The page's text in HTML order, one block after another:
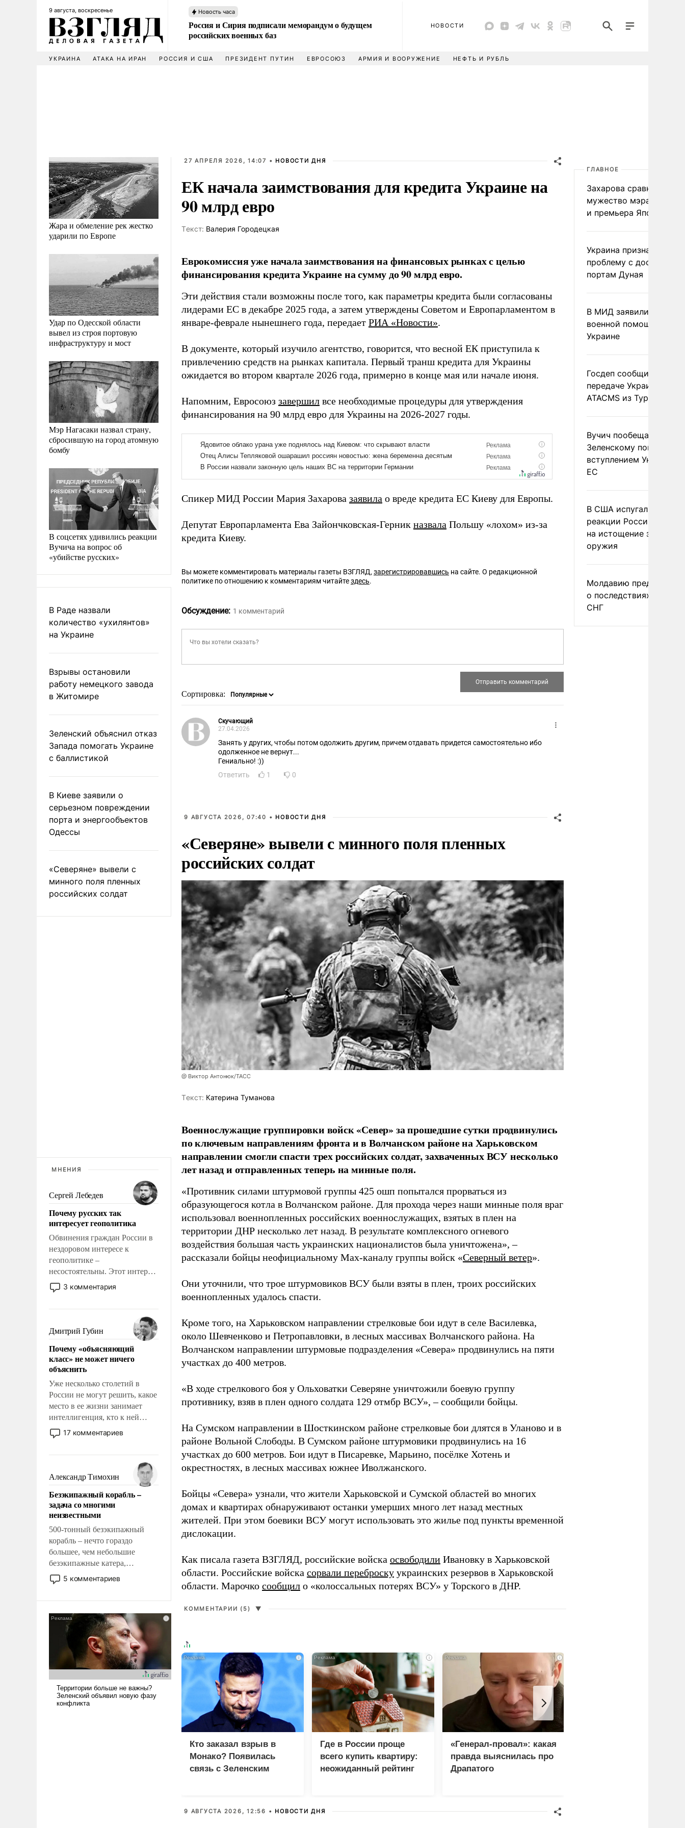
9 августа, воскресенье Новость часа
Россия и Сирия подписали меморандум о будущем
российских военных баз
НОВОСТИ
УКРАИНА АТАКА НА ИРАН РОССИЯ И США ПРЕЗИДЕНТ ПУТИН ЕВРОСОЮЗ АРМИЯ И ВООРУЖЕНИЕ НЕФТЬ И РУБЛЬ
Жара и обмеление рек жестко
ударили по Европе
Удар по Одесской области
вывел из строя портовую
инфраструктуру и мост
Мэр Нагасаки назвал страну,
сбросившую на город атомную
бомбу
В соцсетях удивились реакции
Вучича на вопрос об
«убийстве русских»
В Раде назвали
количество «ухилянтов»
на Украине
Взрывы остановили
работу немецкого завода
в Житомире
Зеленский объяснил отказ
Запада помогать Украине
с баллистикой
В Киеве заявили о
серьезном повреждении
порта и энергообъектов
Одессы
«Северяне» вывели с
минного поля пленных
российских солдат
МНЕНИЯ
Сергей Лебедев
Почему русских так
интересует геополитика
Обвинения граждан России в
нездоровом интересе к
геополитике –
несостоятельны. Этот интерес
рационален и прагматичен. Он
обусловлен тысячелетним
фундаментальным знанием,
что мировая политика имеет
свойство заявляться на порог
нашего дома.
3 комментария
Дмитрий Губин
Почему «объясняющий
класс» не может ничего
объяснить
Уже несколько столетий в
России не могут решить, какое
место в ее жизни занимает
интеллигенция, кто к ней
принадлежит, а кого из нее
исключили с правом
чем она отличается от просто
образованных людей. Иногда
казалось, что эти вопросы
решены раз и навсегда, но –
нет, не решены.
17 комментариев
Александр Тимохин
Безэкипажный корабль –
задача со многими
неизвестными
500-тонный безэкипажный
корабль – нечто гораздо
большее, чем небольшие
безэкипажные катера,
применение которых уже
стало обыденностью. Задача по
и ее реализация радикально
поднимет наши боевые
возможности.
5 комментариев
27 АПРЕЛЯ 2026, 14:07 • НОВОСТИ ДНЯ
ЕК начала заимствования для кредита Украине на
90 млрд евро
Tекст: Валерия Городецкая
Еврокомиссия уже начала заимствования на финансовых рынках с целью
финансирования кредита Украине на сумму до 90 млрд евро.
Эти действия стали возможны после того, как параметры кредита были согласованы
лидерами ЕС в декабре 2025 года, а затем утверждены Советом и Европарламентом в
январе-феврале нынешнего года, передает РИА «Новости».
В документе, который изучило агентство, говорится, что весной ЕК приступила к
привлечению средств на рынках капитала. Первый транш кредита для Украины
ожидается во втором квартале 2026 года, примерно в конце мая или начале июня.
Напомним, Евросоюз завершил все необходимые процедуры для утверждения
финансирования на 90 млрд евро для Украины на 2026-2027 годы.
Спикер МИД России Мария Захарова заявила о вреде кредита ЕС Киеву для Европы.
Депутат Европарламента Ева Зайончковская-Герник назвала Польшу «лохом» из-за
кредита Киеву.
Вы можете комментировать материалы газеты ВЗГЛЯД, зарегистрировавшись на сайте. О редакционной
политике по отношению к комментариям читайтездесь.
Обсуждение: 1 комментарий
Сортировка:
Cкучающий
27.04.2026
Занять у других, чтобы потом одолжить другим, причем отдавать придется самостоятельно ибо
одолженное не вернут...
Гениально! :))
Ответить
1 0
9 АВГУСТА 2026, 07:40 • НОВОСТИ ДНЯ
«Северяне» вывели с минного поля пленных
российских солдат
@ Виктор Антонюк/ТАСС
Tекст: Катерина Туманова
Военнослужащие группировки войск «Север» за прошедшие сутки продвинулись
по ключевым направлениям фронта и в Волчанском районе на Харьковском
направлении смогли спасти трех российских солдат, захваченных ВСУ несколько
лет назад и отправленных теперь на минные поля.
«Противник силами штурмовой группы 425 ошп попытался прорваться из
образующегося котла в Волчанском районе. Для прохода через наши минные поля враг
использовал военнопленных российских военнослужащих, взятых в плен на
территории ДНР несколько лет назад. В результате комплексного огневого
воздействия большая часть украинских националистов была уничтожена», –
рассказали бойцы неофициальному Max-каналу группы войск «Северный ветер».
Они уточнили, что трое штурмовиков ВСУ были взяты в плен, троих российских
военнопленных удалось спасти.
Кроме того, на Харьковском направлении стрелковые бои идут в селе Василевка,
около Шевченково и Петропавловки, в лесных массивах Волчанского района. На
Волчанском направлении штурмовые подразделения «Севера» продвинулись на пяти
участках до 400 метров.
«В ходе стрелкового боя у Ольховатки Северяне уничтожили боевую группу
противнику, взяв в плен одного солдата 129 отмбр ВСУ», – сообщили бойцы.
На Сумском направлении в Шосткинском районе стрелковые бои длятся в Уланово и в
районе Вольной Слободы. В Сумском районе штурмовики продвинулись на 16
участках до 600 метров. Бои идут в Писаревке, Марьино, посёлке Хотень и
окрестностях, в лесных массивах южнее Иволжанского.
Бойцы «Севера» узнали, что жители Харьковской и Сумской областей во многих
домах и квартирах обнаруживают останки умерших много лет назад местных
жителей. При этом боевики ВСУ могут использовать это жилье под пункты временной
дислокации.
Как писала газета ВЗГЛЯД, российские войска освободили Ивановку в Харьковской
области. Российские войска сорвали переброску украинских резервов в Харьковской
области. Марочко сообщил о «колоссальных потерях ВСУ» у Торского в ДНР.
КОММЕНТАРИИ (5) ▼
i
Кто заказал взрыв в
Монако? Появилась
связь с Зеленским
i
Где в России проще
всего купить квартиру:
неожиданный рейтинг
i
«Генерал-провал»: какая
правда выяснилась про
Драпатого
9 АВГУСТА 2026, 12:56 • НОВОСТИ ДНЯ
ГЛАВНОЕ
Захарова сравнила
мужество мэра
и премьера Японии
Украина признала
проблему с доступом к
портам Дуная
В МИД заявили о
военной помощи
Украине
Госдеп сообщил о
передаче Украине
ATACMS из Турции
Вучич пообещал
Зеленскому помочь со
вступлением Украины в
ЕС
В США испугались
реакции России и
на истощение запасов
оружия
Молдавию
о последствиях выхода
СНГ